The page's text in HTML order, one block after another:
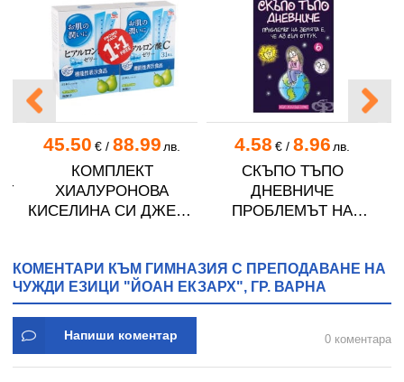
45.50 €/ 88.99 лв.
КОМПЛЕКТ
ХИАЛУРОНОВА
КИСЕЛИНА СИ ДЖЕЛИ
4.58 €/ 8.96 лв.
СКЪПО ТЪПО
ДНЕВНИЧЕ
ПРОБЛЕМЪТ НА
ДЖИМ БЕНТЪН -
ХЕРМЕС
КОМЕНТАРИ КЪМ ГИМНАЗИЯ С ПРЕПОДАВАНЕ НА
ЧУЖДИ ЕЗИЦИ "ЙОАН ЕКЗАРХ", ГР. ВАРНА
Напиши коментар 0 коментара